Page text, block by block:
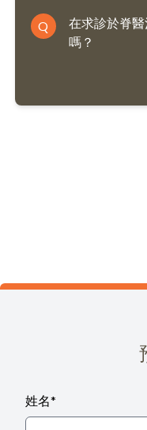
Q
在求診於脊
嗎？
姓名*